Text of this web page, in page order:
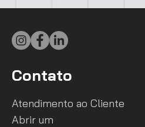
Contato
Atendimento ao Cliente
Abrir um